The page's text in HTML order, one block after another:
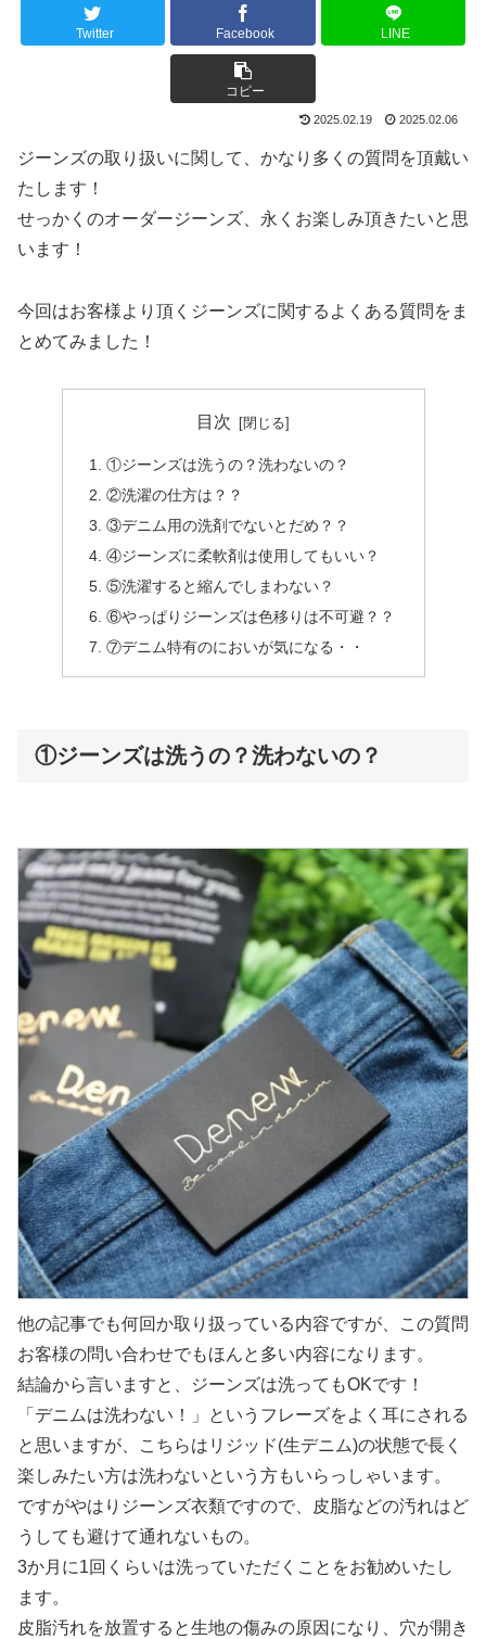
Twitter Facebook LINE
コピー
2025.02.19 2025.02.06
ジーンズの取り扱いに関して、かなり多くの質問を頂戴い
たします！
せっかくのオーダージーンズ、永くお楽しみ頂きたいと思
います！
今回はお客様より頂くジーンズに関するよくある質問をま
とめてみました！
目次
①ジーンズは洗うの？洗わないの？
②洗濯の仕方は？？
③デニム用の洗剤でないとだめ？？
④ジーンズに柔軟剤は使用してもいい？
⑤洗濯すると縮んでしまわない？
⑥やっぱりジーンズは色移りは不可避？？
⑦デニム特有のにおいが気になる・・
①ジーンズは洗うの？洗わないの？
他の記事でも何回か取り扱っている内容ですが、この質問
お客様の問い合わせでもほんと多い内容になります。
結論から言いますと、ジーンズは洗ってもOKです！
「デニムは洗わない！」というフレーズをよく耳にされる
と思いますが、こちらはリジッド(生デニム)の状態で長く
楽しみたい方は洗わないという方もいらっしゃいます。
ですがやはりジーンズ衣類ですので、皮脂などの汚れはど
うしても避けて通れないもの。
3か月に1回くらいは洗っていただくことをお勧めいたし
ます。
皮脂汚れを放置すると生地の傷みの原因になり、穴が開き